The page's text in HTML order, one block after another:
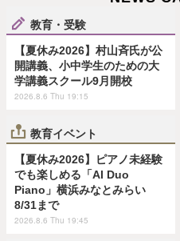
教育・受験
【夏休み2026】村山斉氏が公
開講義、小中学生のための大
学講義スクール9月開校
2026.8.6 Thu 19:15
教育イベント
【夏休み2026】ピアノ未経験
でも楽しめる「AI Duo
Piano」横浜みなとみらい
8/31まで
2026.8.6 Thu 19:45